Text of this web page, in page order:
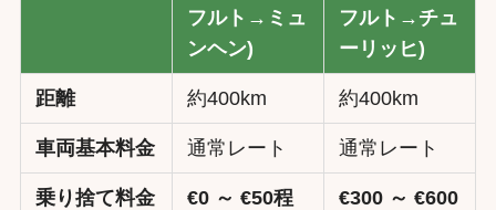
フルト→ミュ
ンヘン)
フルト→チュ
ーリッヒ)
距離 約400km 約400km
車両基本料金 通常レート 通常レート
乗り捨て料金 €0 ～ €50程 €300 ～ €600